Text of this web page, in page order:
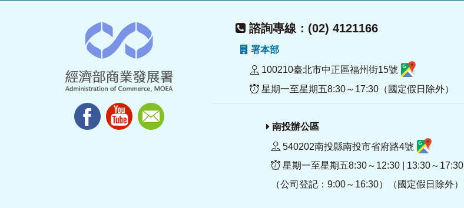
諮詢專線：(02) 4121166
署本部
100210臺北市中正區福州街15號
星期一至星期五8:30～17:30（國定假日除外）
南投辦公區
540202南投縣南投市省府路4號
星期一至星期五8:30～12:30 | 13:30～17:30
（公司登記：9:00～16:30）（國定假日除外）